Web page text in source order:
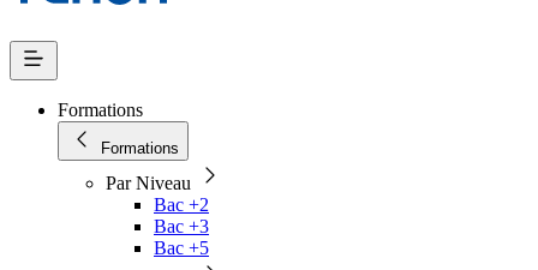
Formations
Formations
Par Niveau
Bac +2
Bac +3
Bac +5